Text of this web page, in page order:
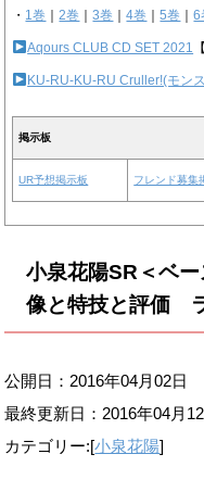
・ 1巻 ｜2巻 ｜3巻 ｜4巻 ｜5巻 ｜6
Aqours CLUB CD SET 2021
KU-RU-KU-RU Cruller!(モン
掲示板
UR予想掲示板 フレンド募集
小泉花陽SR＜ベ
像と特技と評価
公開日：2016年04月02日
最終更新日： 2016年04月
カテゴリー:[小泉花陽]